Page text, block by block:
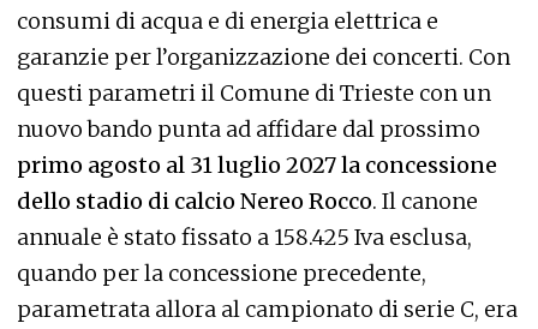
consumi di acqua e di energia elettrica e
garanzie per l’organizzazione dei concerti. Con
questi parametriil Comune di Trieste con un
nuovo bando punta ad affidare dal prossimo
primo agosto al 31 luglio 2027 la concessione
dello stadio di calcio Nereo Rocco. Il canone
annuale è stato fissato a 158.425 Iva esclusa,
quando per la concessione precedente,
parametrata allora al campionato di serie C, era